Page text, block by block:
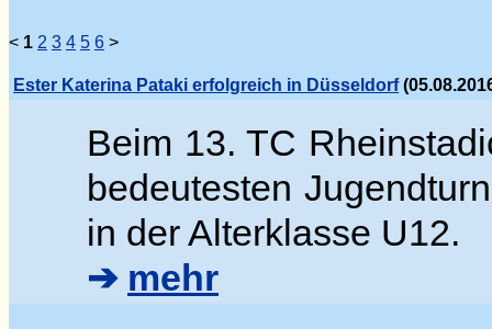
< 1 2 3 4 5 6 >
Ester Katerina Pataki erfolgreich in Düsseldorf
Beim 13. TC
bedeutesten
in der Alterklasse U12.
➔ mehr